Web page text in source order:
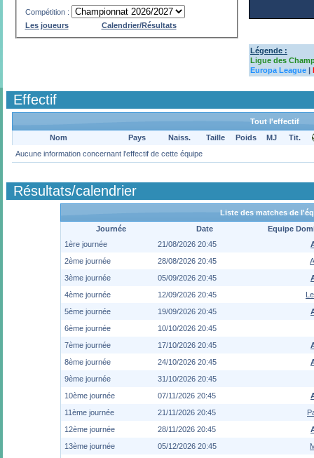
Compétition :
Les joueurs
Calendrier/Résultats
Légende :
Ligue des
Europa League
Effectif
Tout l'effectif
Nom
Pays Naiss. Taille Poids MJ
Tit.
Aucune information concernant l'effectif de cette équipe
Résultats/calendrier
Liste des matches de
Journée
Date
Equipe
1ère journée
21/08/2026 20:45
2ème journée
28/08/2026 20:45
3ème journée
05/09/2026 20:45
4ème journée
12/09/2026 20:45
5ème journée
19/09/2026 20:45
6ème journée
10/10/2026 20:45
7ème journée
17/10/2026 20:45
8ème journée
24/10/2026 20:45
9ème journée
31/10/2026 20:45
10ème journée
07/11/2026 20:45
11ème journée
21/11/2026 20:45
12ème journée
28/11/2026 20:45
13ème journée
05/12/2026 20:45